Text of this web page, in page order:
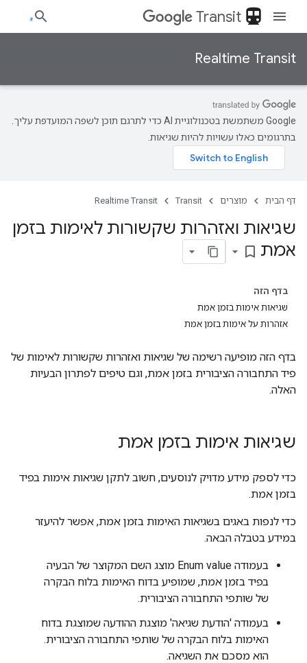
directions_transit
Transit
Realtime Transit
‫Google משתמשת בטכנולוגיית AI כדי לתרגם תוכן לשפה המועדפת עליך.
בתרגומים כאלו עשויות להיות שגיאות.
דף הבית מוצרים Transit
Realtime Transit
שגיאות ואזהרות שקשורות לאימות בזמן
אמת bookmark_border
בדף הזה
שגיאות אימות בזמן אמת
אזהרות על אימות בזמן אמת
בדף הזה מופיעה רשימה של שגיאות ואזהרות שקשורות לאימות של
פיד התחבורה הציבורית בזמן אמת, וגם טיפים לפתרון הבעיות
האלה.
שגיאות אימות בזמן אמת
כדי לספק מידע מדויק לנוסעים, חשוב לתקן שגיאות אימות בפיד
בזמן אמת.
כדי לנפות באגים בשגיאות האימות בזמן אמת, אפשר להיעזר
במידע בטבלה הבאה.
בעמודה Enum value מוצג השם המקוצר של הבעיה
בפיד בזמן אמת, שמופיע בדוח האימות בלוח הבקרה
של שותפי התחבורה הציבורית.
בעמודה 'הודעת שגיאה' מוצגת ההודעה שמוצגת בדוח
האימות בלוח הבקרה של שותפי התחבורה הציבורית.
הוא מסכם את השגיאה.